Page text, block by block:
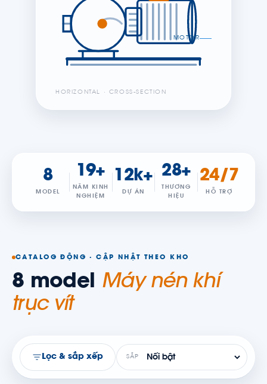
MOTOR
HORIZONTAL · CROSS-SECTION
8
MODEL
19+
NĂM KINH
NGHIỆM
12k+
DỰ ÁN
28+
THƯƠNG
HIỆU
24/7
HỖ TRỢ
CATALOG ĐỘNG · CẬP NHẬT THEO KHO
8 model Máy nén khí
trục vít
Lọc & sắp xếp SẮP